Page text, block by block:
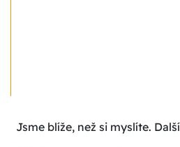
Jsme blíže, než si myslíte.